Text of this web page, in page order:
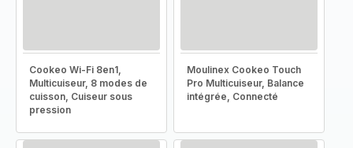
Cookeo Wi-Fi 8en1,
Multicuiseur, 8 modes de
cuisson, Cuiseur sous
pression
Moulinex Cookeo Touch
Pro Multicuiseur, Balance
intégrée, Connecté